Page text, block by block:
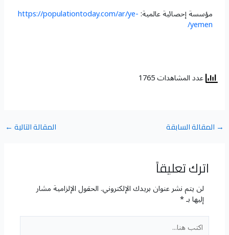
مؤسسة إحصائية عالمية:https://populationtoday.com/ar/ye-
yemen/
عدد المشاهدات 1765
→ المقالة السابقة المقالة التالية ←
اترك تعليقاً
لن يتم نشر عنوان بريدك الإلكتروني.الحقول الإلزامية مشار
إليها بـ*
اكتب
هنا...